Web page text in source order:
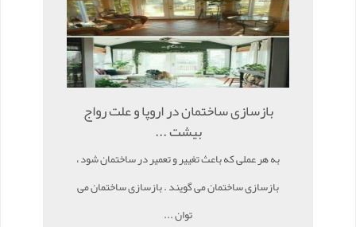
بازسازی ساختمان در اروپا و علت رواج
بیشت ...
به هر عملی که باعث تغییر و تعمیر در ساختمان شود ،
بازسازی ساختمان می گویند . بازسازی ساختمان می
توان ...